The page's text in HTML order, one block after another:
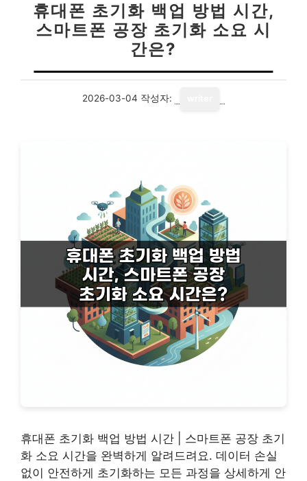
휴대폰 초기화 백업 방법 시간,
스마트폰 공장 초기화 소요 시
간은?
2026-03-04 작성자:
휴대폰 초기화 백업 방법 시간 | 스마트폰 공장 초기
화 소요 시간을 완벽하게 알려드려요. 데이터 손실
없이 안전하게 초기화하는 모든 과정을 상세하게 안